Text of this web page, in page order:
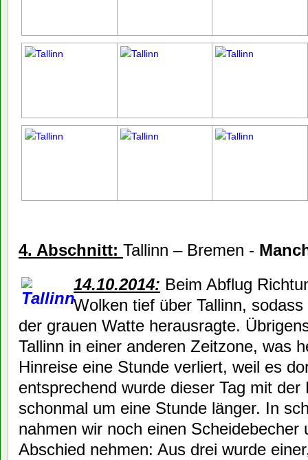
4. Abschnitt: Tallinn – Bremen -
14.10.2014: Beim Abflug
Wolken tief über Tallinn,
der grauen Watte herausragte.
Tallinn in einer anderen Zeitzone, was
Hinreise eine Stunde verliert, weil es
entsprechend wurde dieser Tag mit der
schonmal um eine Stunde länger. In
nahmen wir noch einen Scheidebecher
Abschied nehmen: Aus drei wurde